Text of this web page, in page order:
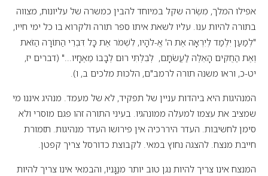
אפילו המלך, מִשְׂרה שקל במיוחד להבין כמשרה של עליונות, מצווה
בתורה להיות ענו. עליו לשאת איתו ספר תורה ולקרוא בו כל ימי חייו,
"לְמַעַן יִלְמַד לְיִרְאָה אֶת ה' אֱ-לֹהָיו, לִשְׁמֹר אֶת כָּל דִּבְרֵי הַתּוֹרָה הַזֹּאת
וְאֶת הַחֻקִּים הָאֵלֶּה לַעֲשֹׂתָם, לְבִלְתִּי רוּם לְבָבוֹ מֵאֶחָיו..." (דברים יז,
יט-כ, וראו משנה תורה לרמב"ם, הלכות מלכים ב, ו).
המנהיגות היא ביהדות עניין של תפקיד, לא של מעמד. מנהיג איננו מי
שמציב את עצמו למעלה ממונהגיו. בעיני התורה זהו פגם מוסרי ולא
סימן לחשיבות. העדר היררכיה אין פירושו העדר מנהיגות. תזמורת
חייבת מנצח. להצגה נחוץ במאי. לקבוצת כדורסל צריך קפטן.
המנצח אינו צריך להיות נגן טוב יותר מנַגָּניו, והבמאי אינו צריך להיות